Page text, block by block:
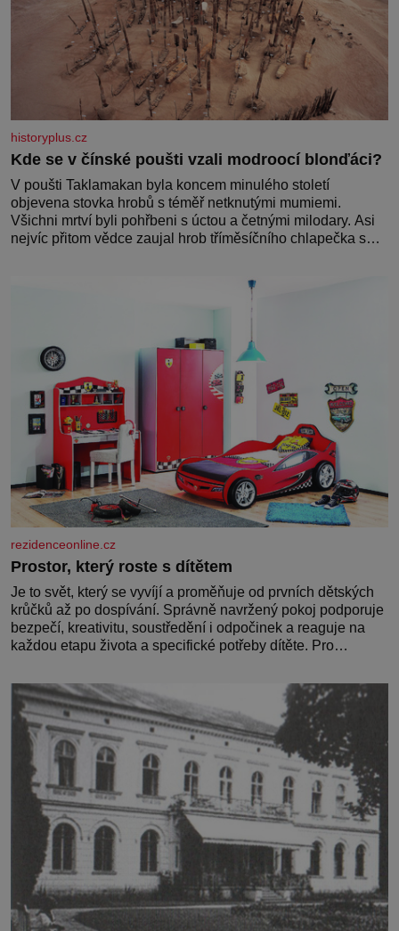
historyplus.cz
Kde se v čínské poušti vzali modroocí blonďáci?
V poušti Taklamakan byla koncem minulého století
objevena stovka hrobů s téměř netknutými mumiemi.
Všichni mrtví byli pohřbeni s úctou a četnými milodary. Asi
nejvíc přitom vědce zaujal hrob tříměsíčního chlapečka s
přičítají odborníci zdejším klimatickým podmínkám. Sucho,
rezidenceonline.cz
Prostor, který roste s dítětem
Je to svět, který se vyvíjí a proměňuje od prvních dětských
krůčků až po dospívání. Správně navržený pokoj podporuje
bezpečí, kreativitu, soustředění i odpočinek a reaguje na
každou etapu života a specifické potřeby dítěte. Pro
by pokoj miminka měl působit především klidně a útulně.
Předškolní věk je